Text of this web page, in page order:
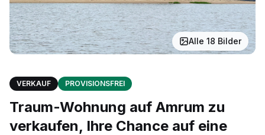
Alle 18 Bilder
VERKAUF PROVISIONSFREI
Traum-Wohnung auf Amrum zu
verkaufen, Ihre Chance auf eine